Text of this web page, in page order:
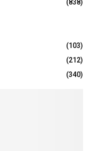
(838)
(103)
(212)
(340)